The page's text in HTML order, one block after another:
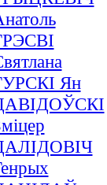
Ян